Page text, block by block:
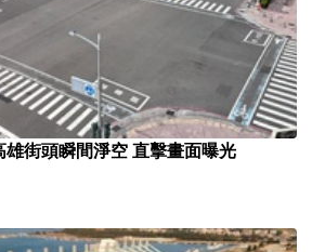
雄街頭瞬間淨空 直擊畫面曝光